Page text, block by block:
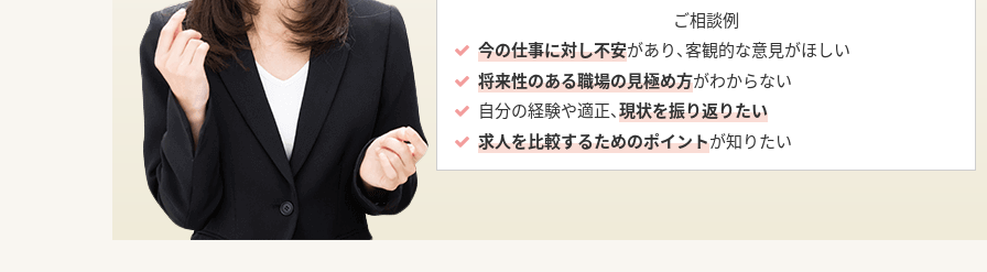
ご相談例
今の仕事に対し不安があり、客観的な意見がほしい
将来性のある職場の見極め方がわからない
自分の経験や適正、現状を振り返りたい
求人を比較するためのポイントが知りたい